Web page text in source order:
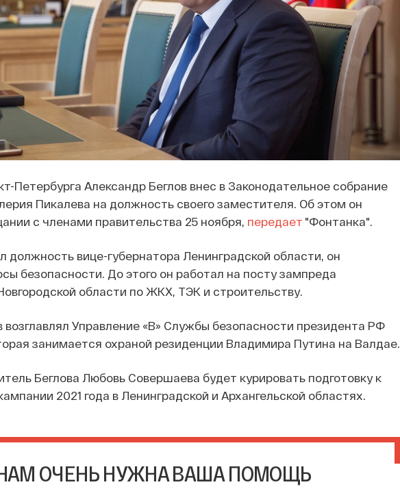
Петербурга Александр Беглов внес в Законодательное собрание
Пикалева на должность своего заместителя. Об этом он
с членами правительства 25 ноября, передает "Фонтанка".
должность вице-губернатора Ленинградской области, он
безопасности. До этого он работал на посту зампреда
области по ЖКХ, ТЭК и строительству.
Управление «В» Службы безопасности президента РФ
занимается охраной резиденции Владимира Путина на Валдае.
Беглова Любовь Совершаева будет курировать подготовку к
2021 года в Ленинградской и Архангельской областях.
ОЧЕНЬ НУЖНА ВАША ПОМОЩЬ